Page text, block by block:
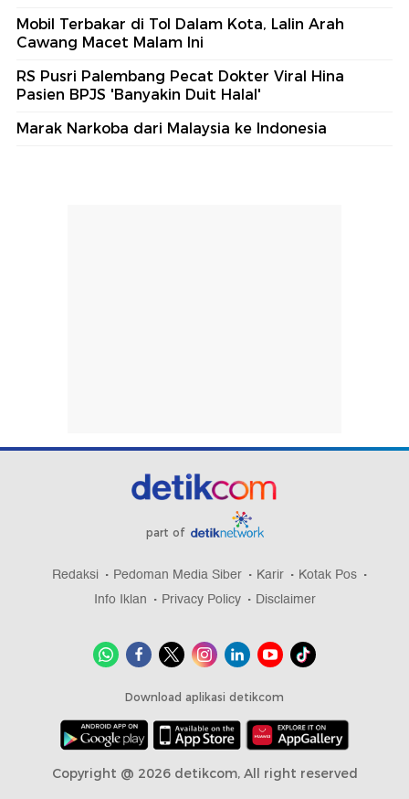
Mobil Terbakar di Tol Dalam Kota, Lalin Arah
Cawang Macet Malam Ini
RS Pusri Palembang Pecat Dokter Viral Hina
Pasien BPJS 'Banyakin Duit Halal'
Marak Narkoba dari Malaysia ke Indonesia
part of
Redaksi Pedoman Media Siber Karir
Kotak Pos
Info Iklan
Privacy Policy Disclaimer
Download aplikasi detikcom
Copyright @ 2026 detikcom, All right reserved